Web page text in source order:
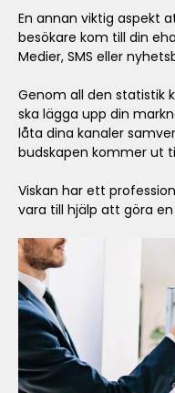
En annan viktig aspekt
besökare kom till din
Medier, SMS eller
Genom all den statistik
ska lägga upp din
låta dina kanaler
budskapen kommer ut
Viskan har ett
vara till hjälp att göra